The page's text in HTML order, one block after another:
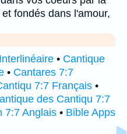
fondés dans l'amour,
• Cantique
• Cantares 7:7
7:7 Français •
des Cantiqu 7:7
7:7 Anglais • Bible Apps